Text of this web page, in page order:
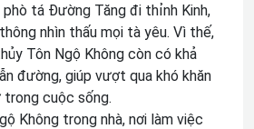
tá Đường Tăng đi thỉnh Kinh,
nhìn thấu mọi tà yêu. Vì thế,
Tôn Ngộ Không còn có khả
đường, giúp vượt qua khó khăn
trong cuộc sống.
Không trong nhà, nơi làm việc